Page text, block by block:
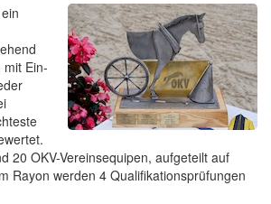
Ein-
20 OKV-Vereinsequipen, aufgeteilt auf
Rayon werden 4 Qualifikationsprüfungen